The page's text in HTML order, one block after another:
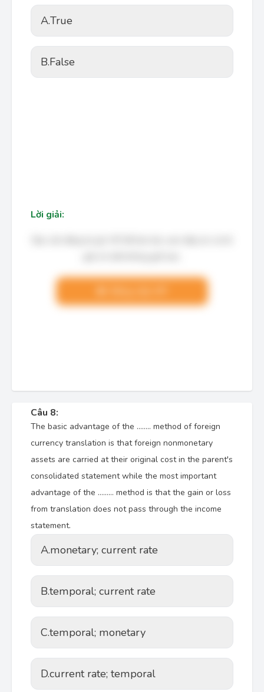
A.True
B.False
Lời giải:
Câu 8:
The basic advantage of the …….. method of foreign
currency translation is that foreign nonmonetary
assets are carried at their original cost in the parent's
consolidated statement while the most important
advantage of the ……… method is that the gain or loss
from translation does not pass through the income
statement.
A.monetary; current rate
B.temporal; current rate
C.temporal; monetary
D.current rate; temporal